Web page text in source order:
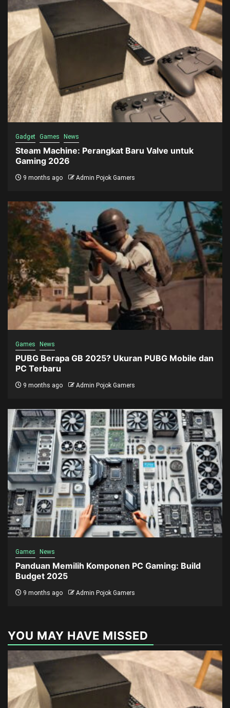
Gadget Games News
Steam Machine: Perangkat Baru Valve untuk
Gaming 2026
9 months ago Admin Pojok Gamers
Games News
PUBG Berapa GB 2025? Ukuran PUBG Mobile dan
PC Terbaru
9 months ago Admin Pojok Gamers
Games News
Panduan Memilih Komponen PC Gaming: Build
Budget 2025
9 months ago Admin Pojok Gamers
YOU MAY HAVE MISSED